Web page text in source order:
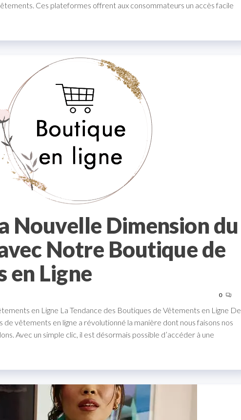
Ces plateformes offrent aux consommateurs un accès facile
Nouvelle Dimension du
Notre Boutique de
en Ligne
0
en Ligne La Tendance des Boutiques de Vêtements en Ligne De
de vêtements en ligne a révolutionné la manière dont nous faisons nos
Avec un simple clic, il est désormais possible d’accéder à une